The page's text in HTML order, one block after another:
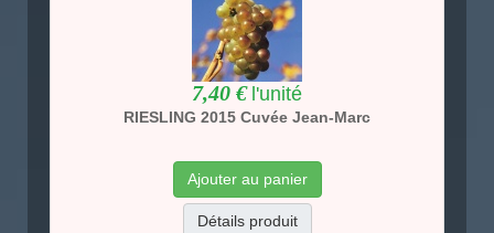
7,40 € l'unité
RIESLING 2015 Cuvée Jean-Marc
Ajouter au panier
Détails produit